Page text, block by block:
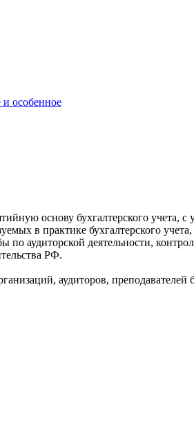
особенное
основу бухгалтерского учета, с
в практике бухгалтерского
по аудиторской деятельности,
РФ.
аудиторов,